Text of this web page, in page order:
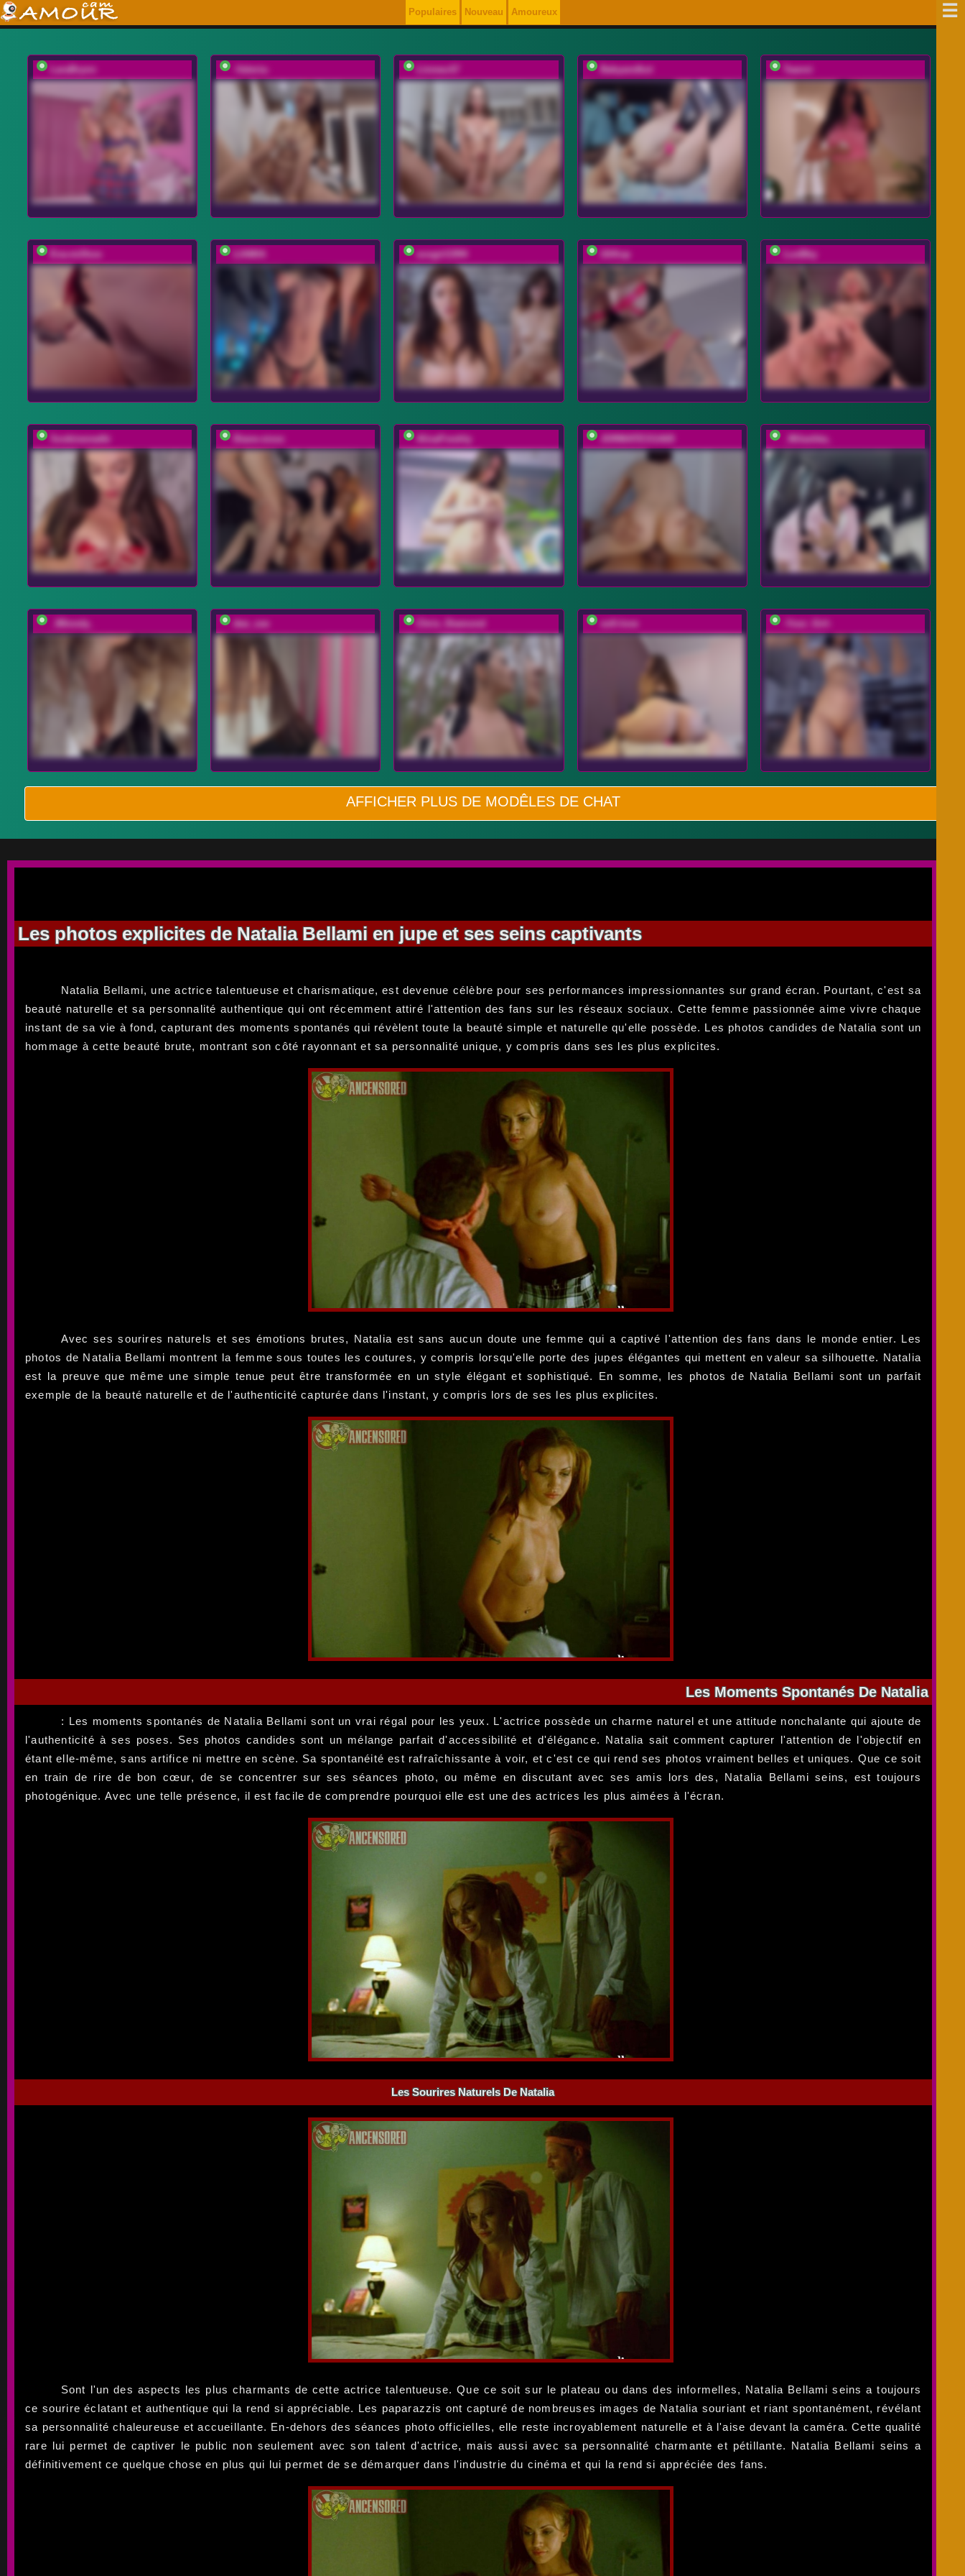
Populaires Nouveau Amoureux
LaraBrynn -Valeria- Linnea-67 Babyandkot Taanni
Eva-milfxxx LIAMIA sosgirl1994 UliKop LuxBby
Soskinerealki Diane-sixxx AlisaFreshly JORMATESSA69 _Milashka_
_IBlondy_ dee_zee Chris_Diamond sofi-love -Your_Girl-
AFFICHER PLUS DE MODÊLES DE CHAT
Les photos explicites de Natalia Bellami en jupe et ses seins captivants
Natalia Bellami, une actrice talentueuse et charismatique, est devenue célèbre pour ses performances impressionnantes sur grand écran. Pourtant, c'est sa
beauté naturelle et sa personnalité authentique qui ont récemment attiré l'attention des fans sur les réseaux sociaux. Cette femme passionnée aime vivre chaque
instant de sa vie à fond, capturant des moments spontanés qui révèlent toute la beauté simple et naturelle qu'elle possède. Les photos candides de Natalia sont un
hommage à cette beauté brute, montrant son côté rayonnant et sa personnalité unique, y compris dans ses les plus explicites.
Avec ses sourires naturels et ses émotions brutes, Natalia est sans aucun doute une femme qui a captivé l'attention des fans dans le monde entier. Les
photos de Natalia Bellami montrent la femme sous toutes les coutures, y compris lorsqu'elle porte des jupes élégantes qui mettent en valeur sa silhouette. Natalia
est la preuve que même une simple tenue peut être transformée en un style élégant et sophistiqué. En somme, les photos de Natalia Bellami sont un parfait
exemple de la beauté naturelle et de l'authenticité capturée dans l'instant, y compris lors de ses les plus explicites.
Les Moments Spontanés De Natalia
: Les moments spontanés de Natalia Bellami sont un vrai régal pour les yeux. L'actrice possède un charme naturel et une attitude nonchalante qui ajoute de
l'authenticité à ses poses. Ses photos candides sont un mélange parfait d'accessibilité et d'élégance. Natalia sait comment capturer l'attention de l'objectif en
étant elle-même, sans artifice ni mettre en scène. Sa spontanéité est rafraîchissante à voir, et c'est ce qui rend ses photos vraiment belles et uniques. Que ce soit
en train de rire de bon cœur, de se concentrer sur ses séances photo, ou même en discutant avec ses amis lors des, Natalia Bellami seins, est toujours
photogénique. Avec une telle présence, il est facile de comprendre pourquoi elle est une des actrices les plus aimées à l'écran.
Les Sourires Naturels De Natalia
Sont l'un des aspects les plus charmants de cette actrice talentueuse. Que ce soit sur le plateau ou dans des informelles, Natalia Bellami seins a toujours
ce sourire éclatant et authentique qui la rend si appréciable. Les paparazzis ont capturé de nombreuses images de Natalia souriant et riant spontanément, révélant
sa personnalité chaleureuse et accueillante. En-dehors des séances photo officielles, elle reste incroyablement naturelle et à l'aise devant la caméra. Cette qualité
rare lui permet de captiver le public non seulement avec son talent d'actrice, mais aussi avec sa personnalité charmante et pétillante. Natalia Bellami seins a
définitivement ce quelque chose en plus qui lui permet de se démarquer dans l'industrie du cinéma et qui la rend si appréciée des fans.